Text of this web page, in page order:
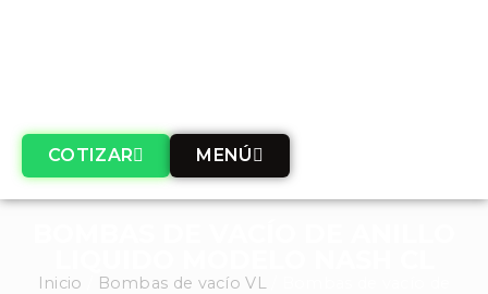
COTIZAR MENÚ
Inicio Bombas de vacío VL/ Bombas de vacío de